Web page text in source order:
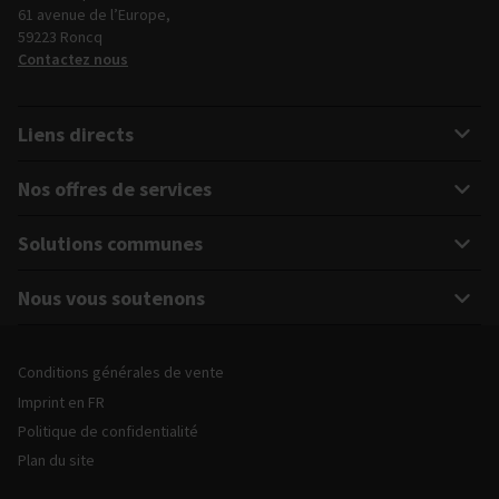
61 avenue de l’Europe,
59223 Roncq
Contactez nous
Liens directs
Nos offres de services
Solutions communes
Nous vous soutenons
Mentions légales et informations sur le site
Conditions générales de vente
Imprint en FR
Politique de confidentialité
Plan du site